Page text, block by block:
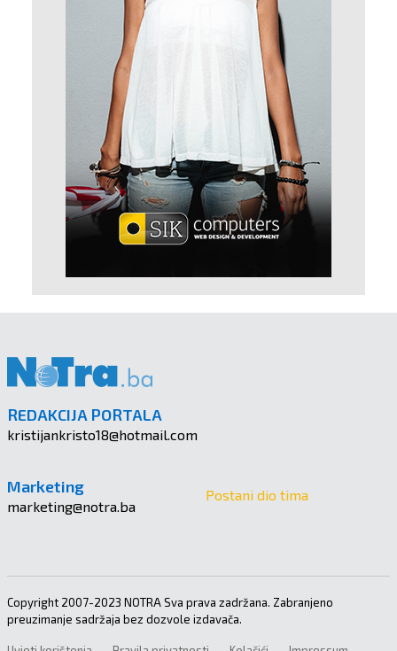
REDAKCIJA PORTALA
kristijankristo18@hotmail.com
Marketing
marketing@notra.ba
Postani dio tima
Copyright 2007-2023 NOTRA Sva prava zadržana. Zabranjeno
preuzimanje sadržaja bez dozvole izdavača.